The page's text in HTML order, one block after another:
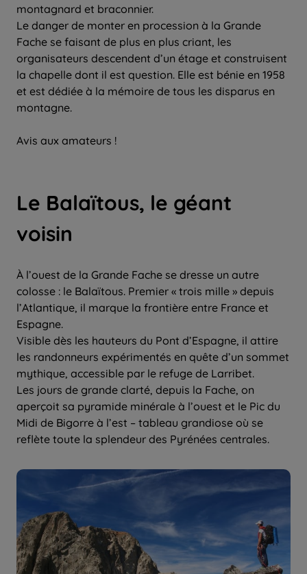
montagnard et braconnier.
Le danger de monter en procession à la Grande
Fache se faisant de plus en plus criant, les
organisateurs descendent d’un étage et construisent
la chapelle dont il est question. Elle est bénie en 1958
et est dédiée à la mémoire de tous les disparus en
montagne.
Avis aux amateurs !
Le Balaïtous, le géant
voisin
À l’ouest de la Grande Fache se dresse un autre
colosse : le Balaïtous. Premier « trois mille » depuis
l’Atlantique, il marque la frontière entre France et
Espagne.
Visible dès les hauteurs du Pont d’Espagne, il attire
les randonneurs expérimentés en quête d’un sommet
mythique, accessible par le refuge de Larribet.
Les jours de grande clarté, depuis la Fache, on
aperçoit sa pyramide minérale à l’ouest et le Pic du
Midi de Bigorre à l’est – tableau grandiose où se
reflète toute la splendeur des Pyrénées centrales.